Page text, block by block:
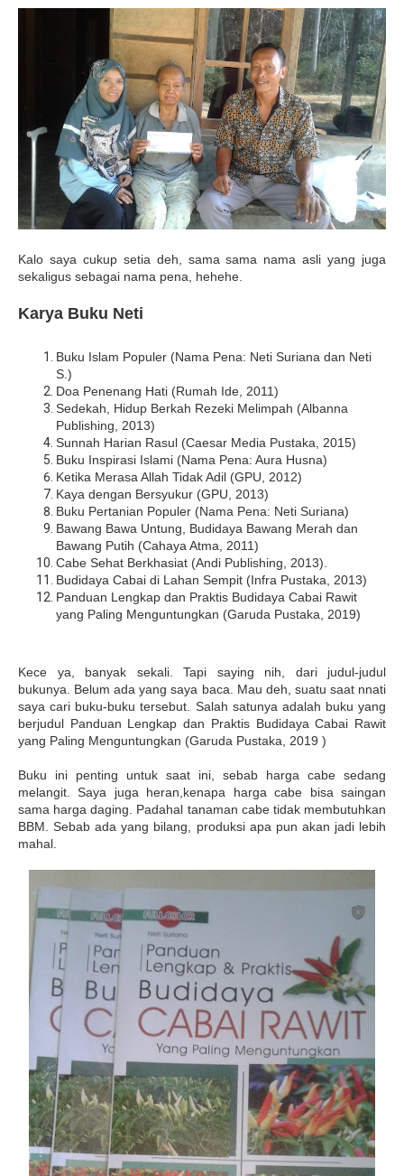
Kalo saya cukup setia deh, sama sama nama asli yang juga
sekaligus sebagai nama pena, hehehe.
Karya Buku Neti
Buku Islam Populer (Nama Pena: Neti Suriana dan Neti
S.)
Doa Penenang Hati (Rumah Ide, 2011)
Sedekah, Hidup Berkah Rezeki Melimpah (Albanna
Publishing, 2013)
Sunnah Harian Rasul (Caesar Media Pustaka, 2015)
Buku Inspirasi Islami (Nama Pena: Aura Husna)
Ketika Merasa Allah Tidak Adil (GPU, 2012)
Kaya dengan Bersyukur (GPU, 2013)
Buku Pertanian Populer (Nama Pena: Neti Suriana)
Bawang Bawa Untung, Budidaya Bawang Merah dan
Bawang Putih (Cahaya Atma, 2011)
Cabe Sehat Berkhasiat (Andi Publishing, 2013).
Budidaya Cabai di Lahan Sempit (Infra Pustaka, 2013)
Panduan Lengkap dan Praktis Budidaya Cabai Rawit
yang Paling Menguntungkan (Garuda Pustaka, 2019)
Kece ya, banyak sekali. Tapi saying nih, dari judul-judul
bukunya. Belum ada yang saya baca. Mau deh, suatu saat nnati
saya cari buku-buku tersebut. Salah satunya adalah buku yang
berjudul Panduan Lengkap dan Praktis Budidaya Cabai Rawit
yang Paling Menguntungkan (Garuda Pustaka, 2019 )
Buku ini penting untuk saat ini, sebab harga cabe sedang
melangit. Saya juga heran,kenapa harga cabe bisa saingan
sama harga daging. Padahal tanaman cabe tidak membutuhkan
BBM. Sebab ada yang bilang, produksi apa pun akan jadi lebih
mahal.